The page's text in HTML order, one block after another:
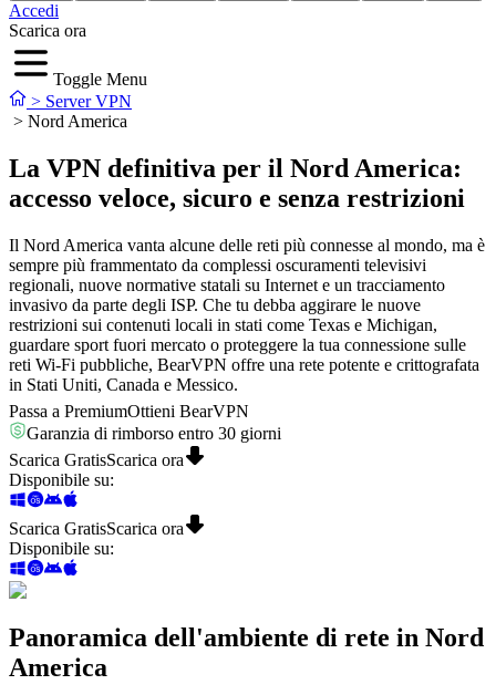
Accedi
Scarica ora
Toggle Menu
> Server VPN
> Nord America
La VPN definitiva per il Nord America:
accesso veloce, sicuro e senza restrizioni
Il Nord America vanta alcune delle reti più connesse al mondo, ma è
sempre più frammentato da complessi oscuramenti televisivi
regionali, nuove normative statali su Internet e un tracciamento
invasivo da parte degli ISP. Che tu debba aggirare le nuove
restrizioni sui contenuti locali in stati come Texas e Michigan,
guardare sport fuori mercato o proteggere la tua connessione sulle
reti Wi-Fi pubbliche, BearVPN offre una rete potente e crittografata
in Stati Uniti, Canada e Messico.
Passa a PremiumOttieni BearVPN
Garanzia di rimborso entro 30 giorni
Scarica GratisScarica ora
Disponibile su:
Scarica GratisScarica ora
Disponibile su:
Panoramica dell'ambiente di rete in Nord
America